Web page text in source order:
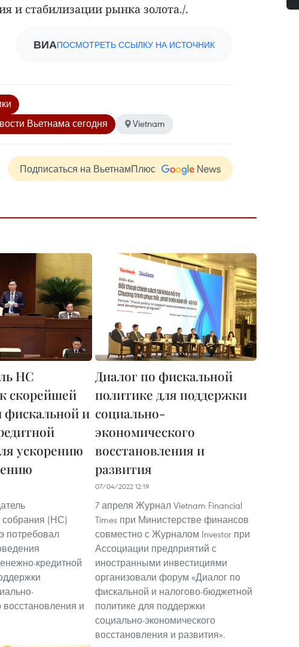
и стабилизации рынка золота./.
ВИАПОСМОТРЕТЬ ССЫЛКУ НА ИСТОЧНИК
Вьетнама сегодня
Vietnam
Подписаться на ВьетнамПлюс
НС
скорейшей
фискальной и
ускорению
собрания (НС)
потребовал
кредитной
восстановления и
Диалог по фискальной
политике для поддержки
социально-
экономического
восстановления и
развития
07/04/2022 12:19
7 апреля Журнал Vietnam Financial
Times при Министерстве финансов
совместно с Журналом Investor при
Ассоциации предприятий с
иностранными инвестициями
организовали форум «Диалог по
фискальной и налогово-бюджетной
политике для поддержки
социально-экономического
восстановления и развития».